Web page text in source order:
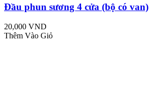
Đầu phun sương 4 cửa (bộ có van)
20,000 VND
Thêm Vào Giỏ